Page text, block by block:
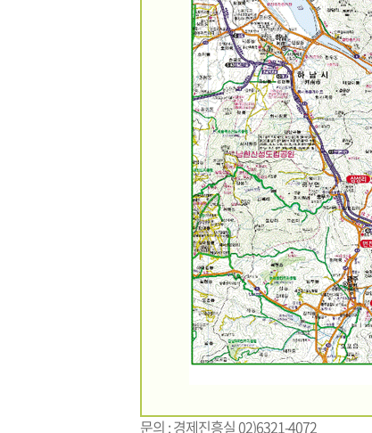
문의 : 경제진흥실 02)6321-4072